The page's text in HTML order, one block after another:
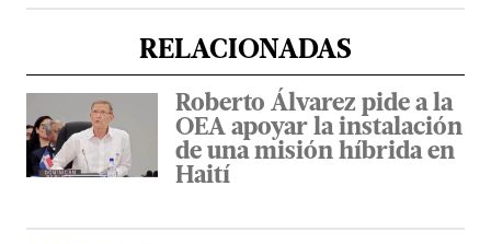
RELACIONADAS
Roberto Álvarez pide a la
OEA apoyar la instalación
de una misión híbrida en
Haití